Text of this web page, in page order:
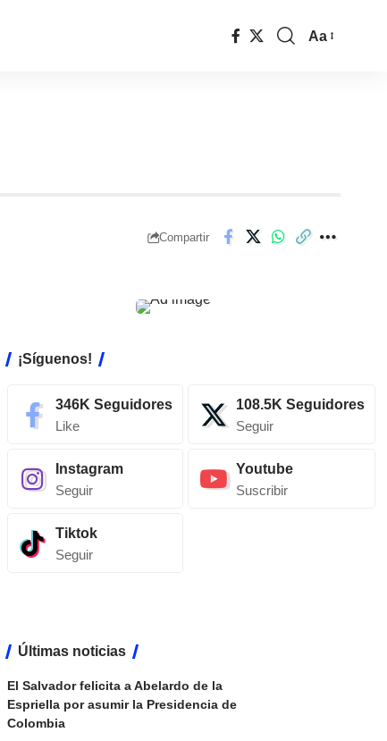
Aa
Compartir
¡Síguenos!
346K Seguidores
Like
108.5K Seguidores
Seguir
Instagram
Seguir
Youtube
Suscribir
Tiktok
Seguir
Últimas noticias
El Salvador felicita a Abelardo de la
Espriella por asumir la Presidencia de
Colombia